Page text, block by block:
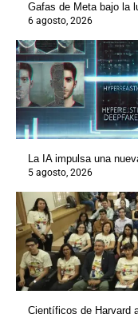
Gafas de Meta bajo la
6 agosto, 2026
La IA impulsa una
5 agosto, 2026
Científicos de Harvard